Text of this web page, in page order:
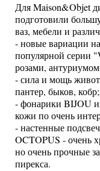
Для Maison&Objet
подготовили
ваз, мебели и
- новые вариации
популярной серии
розами,
- сила и мощь
пантер, быков, кобр;
- фонарики BIJOU
кожи по очень
- настенные
OCTOPUS - очень
но очень прочные
пирекса.